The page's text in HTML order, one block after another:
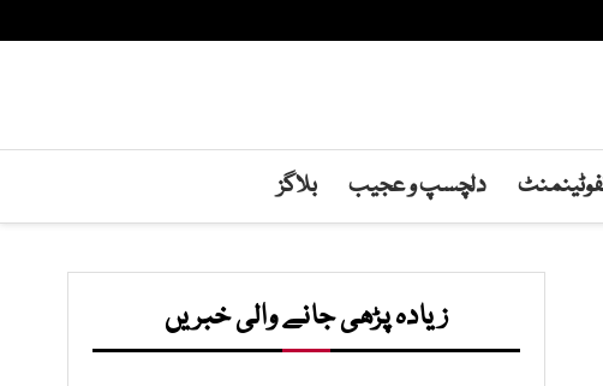
دلچسپ و عجیب بلاگز
زیادہ پڑھی جانے والی خبریں